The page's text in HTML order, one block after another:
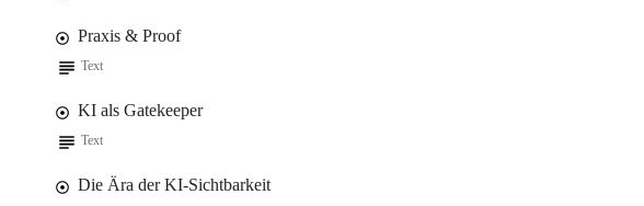
Praxis & Proof
Text
KI als Gatekeeper
Text
Die Ära der KI-Sichtbarkeit